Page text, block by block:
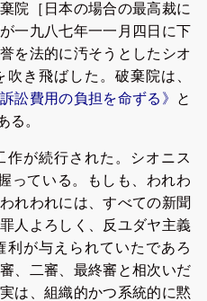
院［日本の場合の最高裁に
一九八七年一一月四日に下
を法的に汚そうとしたシオ
き飛ばした。破棄院は、
訟費用の負担を命ずる》
と
る。
が続行された。シオニス
っている。もしも、われわ
れわれには、すべての新聞
人よろしく、反ユダヤ主義
が与えられていたであろ
、二審、最終審と相次いだ
は、組織的かつ系統的に黙